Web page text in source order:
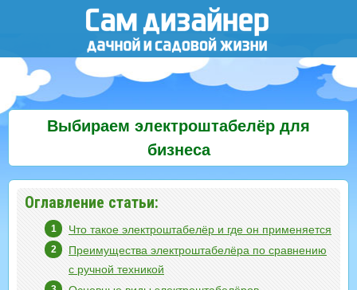
Выбираем электроштабелёр для
бизнеса
Оглавление статьи:
Что такое электроштабелёр и где он применяется
Преимущества электроштабелёра по сравнению
с ручной техникой